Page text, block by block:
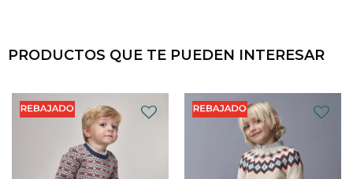
PRODUCTOS QUE TE PUEDEN INTERESAR